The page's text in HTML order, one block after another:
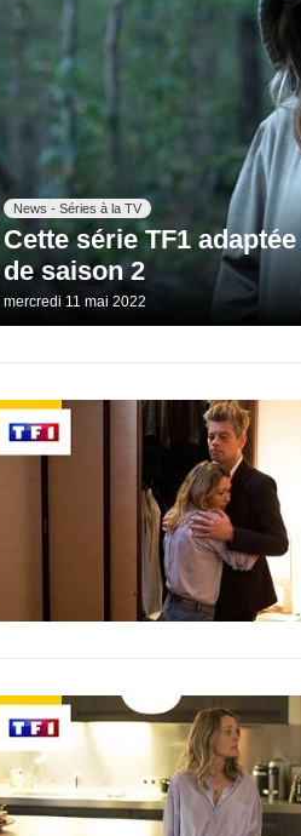
News - Séries à la TV
Cette série TF1
de saison 2
mercredi 11 mai 2022